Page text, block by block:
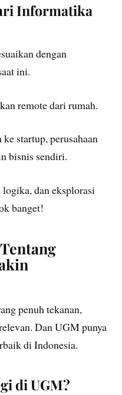
Informatika
dengan
ini.
remote dari rumah.
startup, perusahaan
bisnis sendiri.
dan eksplorasi
banget!
penuh tekanan,
Dan UGM punya
di Indonesia.
di UGM?